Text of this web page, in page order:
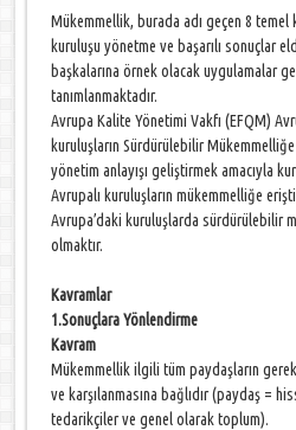
Mükemmellik, burada adı geçen 8 temel
kuruluşu yönetme ve başarılı sonuçlar
başkalarına örnek olacak uygulamalar
tanımlanmaktadır.
Avrupa Kalite Yönetimi Vakfı (EFQM)
kuruluşların Sürdürülebilir
yönetim anlayışı geliştirmek amacıyla
Avrupalı kuruluşların mükemmelliğe
Avrupa’daki kuruluşlarda sürdürülebilir
olmaktır.
Kavramlar
1.Sonuçlara Yönlendirme
Kavram
Mükemmellik ilgili tüm paydaşların
ve karşılanmasına bağlıdır (paydaş =
tedarikçiler ve genel olarak toplum).